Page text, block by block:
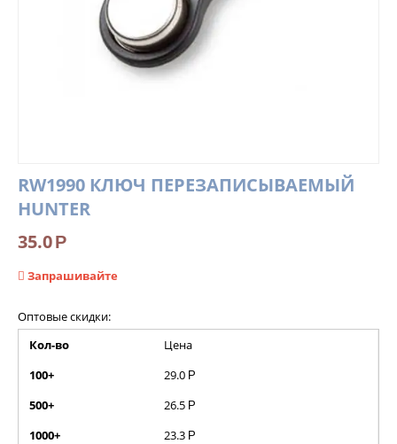
RW1990 КЛЮЧ ПЕРЕЗАПИСЫВАЕМЫЙ
HUNTER
35.0Р
Запрашивайте
Оптовые скидки:
Кол-во
Цена
100+
29.0 Р
500+ 26.5 Р
1000+ 23.3 Р